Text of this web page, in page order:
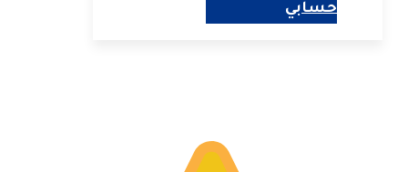
حسابي